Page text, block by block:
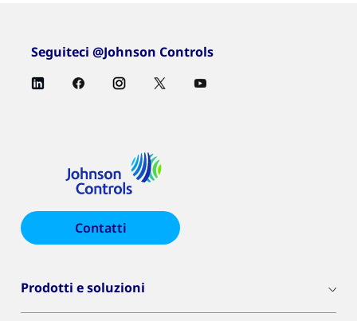
Seguiteci @Johnson Controls
Contatti
Prodotti e soluzioni